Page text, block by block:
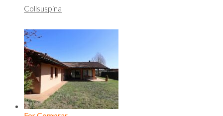
Collsuspina